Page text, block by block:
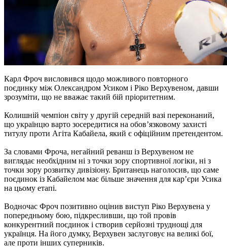
Карл Фроч висловився щодо можливого повторного
поєдинку між Олександром Усиком і Ріко Верхувеном, давши
зрозуміти, що не вважає такий бій пріоритетним.
Колишній чемпіон світу у другій середній вазі переконаний,
що українцю варто зосередитися на обов’язковому захисті
титулу проти Агiта Кабайела, який є офіційним претендентом.
За словами Фроча, негайний реванш із Верхувеном не
виглядає необхідним ні з точки зору спортивної логіки, ні з
точки зору розвитку дивізіону. Британець наголосив, що саме
поєдинок із Кабайелом має більше значення для кар’єри Усика
на цьому етапі.
Водночас Фроч позитивно оцінив виступ Ріко Верхувена у
попередньому бою, підкресливши, що той провів
конкурентний поєдинок і створив серйозні труднощі для
українця. На його думку, Верхувен заслуговує на великі бої,
але проти інших суперників.